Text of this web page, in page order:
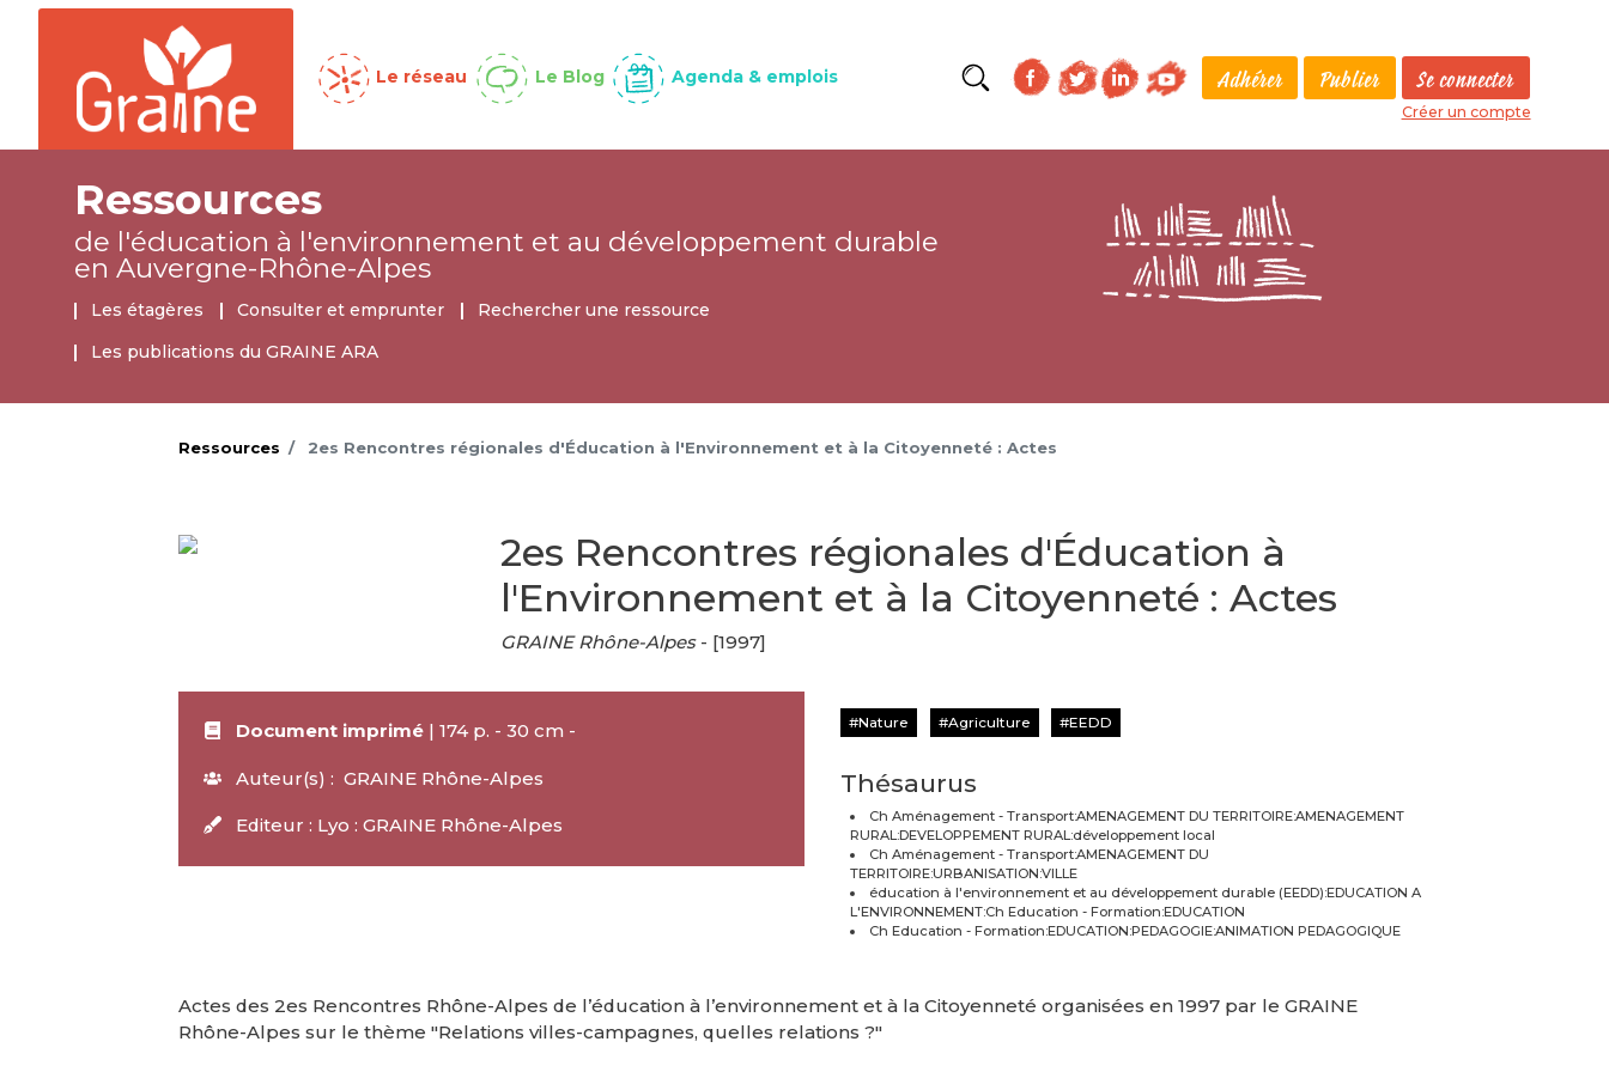
contenu
Menu global
Le réseau Le Blog Agenda & emplois Adhérer Publier Se connecter
Créer un compte
Ressources
de l'éducation à l'environnement et au développement durable
en Auvergne-Rhône-Alpes
Ressources
Les étagères Consulter et emprunter
Rechercher une ressource
Les publications du GRAINE ARA
Ressources 2es Rencontres régionales d'Éducation à l'Environnement et à la Citoyenneté : Actes
2es Rencontres régionales d'Éducation à
l'Environnement et à la Citoyenneté : Actes
GRAINE Rhône-Alpes- [1997]
Document imprimé| 174 p. - 30 cm -
Auteur(s) : GRAINE Rhône-Alpes
Editeur : Lyo : GRAINE Rhône-Alpes
Nature Agriculture EEDD
Thésaurus
Ch Aménagement - Transport:AMENAGEMENT DU TERRITOIRE:AMENAGEMENT
RURAL:DEVELOPPEMENT RURAL:développement local
Ch Aménagement - Transport:AMENAGEMENT DU
TERRITOIRE:URBANISATION:VILLE
éducation à l'environnement et au développement durable (EEDD):EDUCATION A
L'ENVIRONNEMENT:Ch Education - Formation:EDUCATION
Ch Education - Formation:EDUCATION:PEDAGOGIE:ANIMATION PEDAGOGIQUE
Actes des 2es Rencontres Rhône-Alpes de l’éducation à l’environnement et à la Citoyenneté organisées en 1997 par le GRAINE
Rhône-Alpes sur le thème "Relations villes-campagnes, quelles relations ?"